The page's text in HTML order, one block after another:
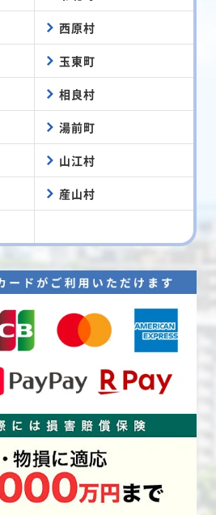
西原村
玉東町
相良村
湯前町
山江村
産山村